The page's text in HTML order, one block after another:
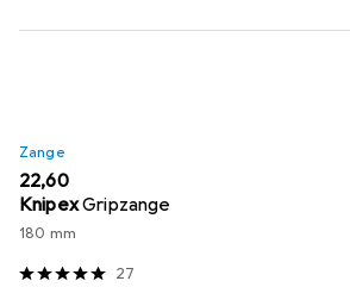
Zange
EUR
22,60
KnipexGripzange
180 mm
27